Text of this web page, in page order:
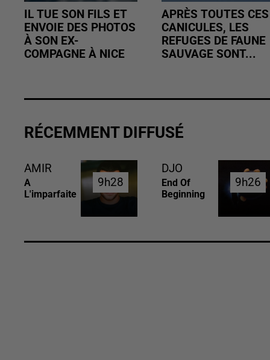
IL TUE SON FILS ET
ENVOIE DES PHOTOS
À SON EX-
COMPAGNE À NICE
APRÈS TOUTES CES
CANICULES, LES
REFUGES DE FAUNE
SAUVAGE SONT...
RÉCEMMENT DIFFUSÉ
AMIR
A
L'imparfaite
9h28
9h28
DJO
End Of
Beginning
9h26
9h26